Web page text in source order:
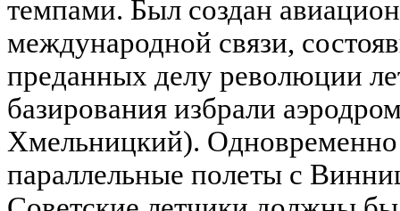
темпами. Был создан
международной связи,
преданных делу революции
базирования избрали
Хмельницкий). Одновременно
параллельные полеты с